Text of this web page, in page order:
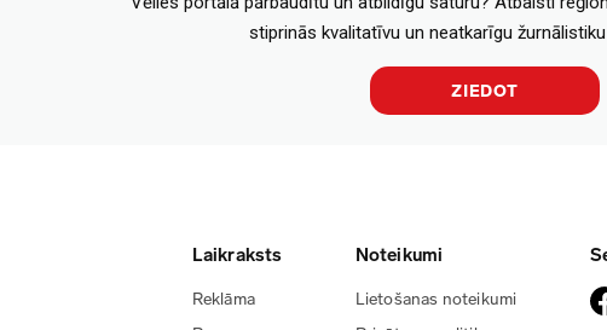
stiprinās kvalitatīvu un neatkarīgu
ZIEDOT
Laikraksts
Reklāma
Noteikumi
Lietošanas noteikumi